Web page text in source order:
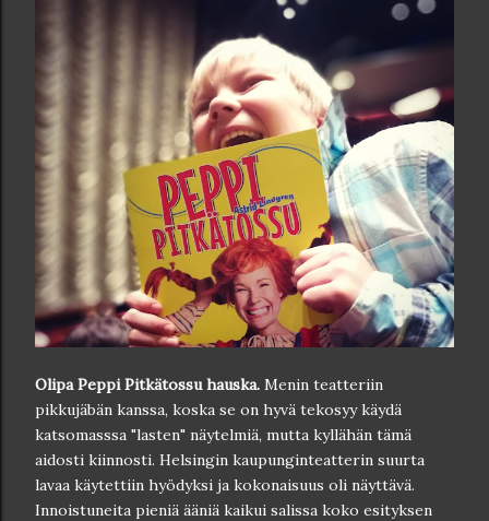
Olipa Peppi Pitkätossu hauska. Menin teatteriin
pikkujäbän kanssa, koska se on hyvä tekosyy käydä
katsomasssa "lasten" näytelmiä, mutta kyllähän tämä
aidosti kiinnosti. Helsingin kaupunginteatterin suurta
lavaa käytettiin hyödyksi ja kokonaisuus oli näyttävä.
Innoistuneita pieniä ääniä kaikui salissa koko esityksen